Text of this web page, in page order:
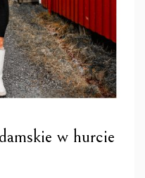
w hurcie